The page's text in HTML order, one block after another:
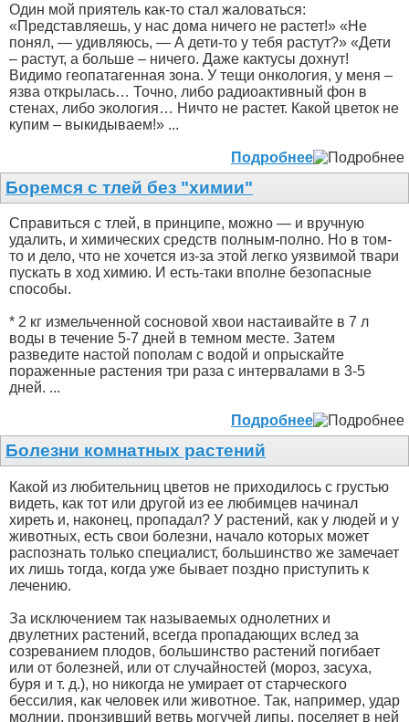
Один мой приятель как-то стал жаловаться:
«Представляешь, у нас дома ничего не растет!» «Не
понял, — удивляюсь, — А дети-то у тебя растут?» «Дети
– растут, а больше – ничего. Даже кактусы дохнут!
Видимо геопатагенная зона. У тещи онкология, у меня –
язва открылась… Точно, либо радиоактивный фон в
стенах, либо экология… Ничто не растет. Какой цветок не
купим – выкидываем!» ...
Подробнее
Боремся с тлей без "химии"
Справиться с тлей, в принципе, можно — и вручную
удалить, и химических средств полным-полно. Но в том-
то и дело, что не хочется из-за этой легко уязвимой твари
пускать в ход химию. И есть-таки вполне безопасные
способы.
* 2 кг измельченной сосновой хвои настаивайте в 7 л
воды в течение 5-7 дней в темном месте. Затем
разведите настой пополам с водой и опрыскайте
пораженные растения три раза с интервалами в 3-5
дней. ...
Подробнее
Болезни комнатных растений
Какой из любительниц цветов не приходилось с грустью
видеть, как тот или другой из ее любимцев начинал
хиреть и, наконец, пропадал? У растений, как у людей и у
животных, есть свои болезни, начало которых может
распознать только специалист, большинство же замечает
их лишь тогда, когда уже бывает поздно приступить к
лечению.
За исключением так называемых однолетних и
двулетних растений, всегда пропадающих вслед за
созреванием плодов, большинство растений погибает
или от болезней, или от случайностей (мороз, засуха,
буря и т. д.), но никогда не умирает от старческого
бессилия, как человек или животное. Так, например, удар
молнии, пронзивший ветвь могучей липы, поселяет в ней